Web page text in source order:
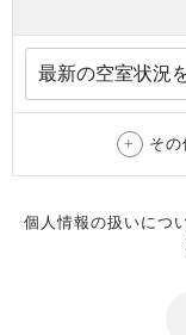
そ
個人情報の扱いにつ